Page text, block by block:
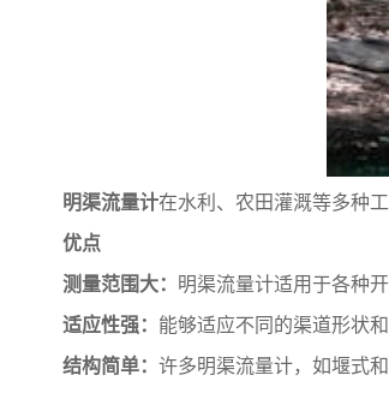
明渠流量计在水利、农田灌溉等多种
优点
测量范围大：
明渠流量计适用于各种
适应性强： 能够适应不同的渠道形状
结构简单： 许多明渠流量计，如堰式